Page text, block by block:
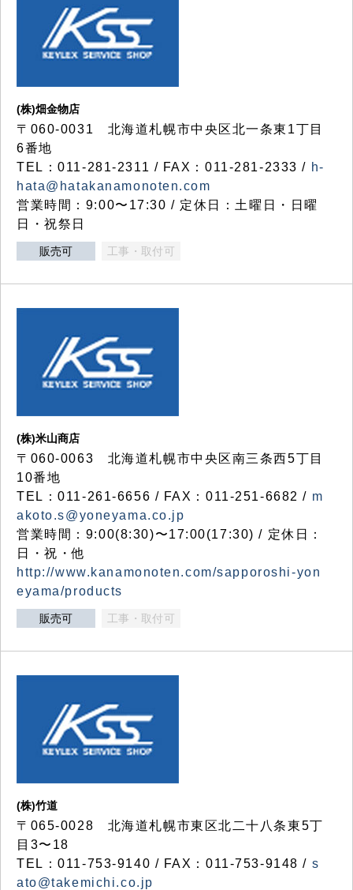
(株)畑金物店
〒060-0031 北海道札幌市中央区北一条東1丁目
6番地
TEL：011-281-2311 / FAX：011-281-2333 / h-
hata@hatakanamonoten.com
営業時間：9:00〜17:30 / 定休日：土曜日・日曜
日・祝祭日
販売可 工事・取付可
(株)米山商店
〒060-0063 北海道札幌市中央区南三条西5丁目
10番地
TEL：011-261-6656 / FAX：011-251-6682 / m
akoto.s@yoneyama.co.jp
営業時間：9:00(8:30)〜17:00(17:30) / 定休日：
日・祝・他
http://www.kanamonoten.com/sapporoshi-yon
eyama/products
販売可 工事・取付可
(株)竹道
〒065-0028 北海道札幌市東区北二十八条東5丁
目3〜18
TEL：011-753-9140 / FAX：011-753-9148 / s
ato@takemichi.co.jp